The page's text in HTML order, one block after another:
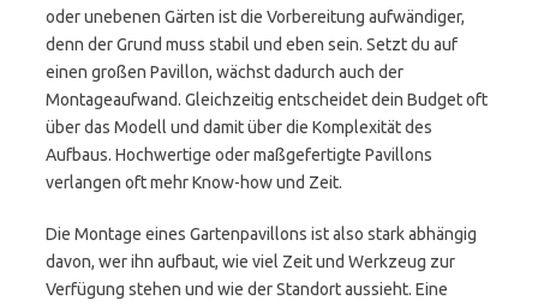
oder unebenen Gärten ist die Vorbereitung aufwändiger,
denn der Grund muss stabil und eben sein. Setzt du auf
einen großen Pavillon, wächst dadurch auch der
Montageaufwand. Gleichzeitig entscheidet dein Budget oft
über das Modell und damit über die Komplexität des
Aufbaus. Hochwertige oder maßgefertigte Pavillons
verlangen oft mehr Know-how und Zeit.
Die Montage eines Gartenpavillons ist also stark abhängig
davon, wer ihn aufbaut, wie viel Zeit und Werkzeug zur
Verfügung stehen und wie der Standort aussieht. Eine